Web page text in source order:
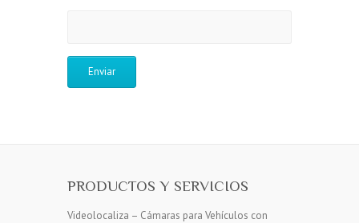
PRODUCTOS Y SERVICIOS
Videolocaliza – Cámaras para Vehículos con